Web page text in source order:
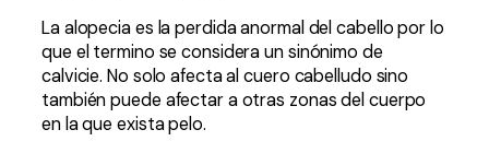
La alopecia es la perdida anormal del cabello por lo
que el termino se considera un sinónimo de
calvicie. No solo afecta al cuero cabelludo sino
también puede afectar a otras zonas del cuerpo
en la que exista pelo.